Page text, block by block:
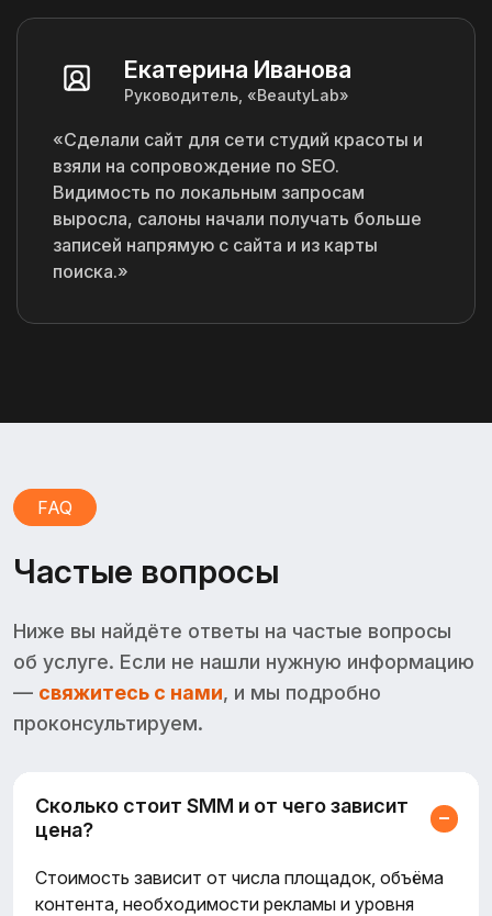
Екатерина Иванова
Руководитель, «BeautyLab»
«Сделали сайт для сети студий красоты и
взяли на сопровождение по SEO.
Видимость по локальным запросам
выросла, салоны начали получать больше
записей напрямую с сайта и из карты
поиска.»
FAQ
Частые вопросы
Ниже вы найдёте ответы на частые вопросы
об услуге. Если не нашли нужную информацию
— свяжитесь с нами, и мы подробно
проконсультируем.
Сколько стоит SMM и от чего зависит
цена?
Стоимость зависит от числа площадок, объёма
контента, необходимости рекламы и уровня